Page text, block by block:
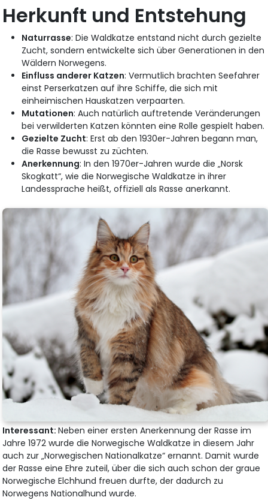
Herkunft und Entstehung
Naturrasse: Die Waldkatze entstand nicht durch gezielte
Zucht, sondern entwickelte sich über Generationen in den
Wäldern Norwegens.
Einfluss anderer Katzen: Vermutlich brachten Seefahrer
einst Perserkatzen auf ihre Schiffe, die sich mit
einheimischen Hauskatzen verpaarten.
Mutationen: Auch natürlich auftretende Veränderungen
bei verwilderten Katzen könnten eine Rolle gespielt haben.
Gezielte Zucht: Erst ab den 1930er-Jahren begann man,
die Rasse bewusst zu züchten.
Anerkennung: In den 1970er-Jahren wurde die „Norsk
Skogkatt“, wie die Norwegische Waldkatze in ihrer
Landessprache heißt, offiziell als Rasse anerkannt.
Interessant:Neben einer ersten Anerkennung der Rasse im
Jahre 1972 wurde die Norwegische Waldkatze in diesem Jahr
auch zur „Norwegischen Nationalkatze“ ernannt. Damit wurde
der Rasse eine Ehre zuteil, über die sich auch schon der graue
Norwegische Elchhund freuen durfte, der dadurch zu
Norwegens Nationalhund wurde.